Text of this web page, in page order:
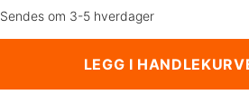
Sendes om 3-5 hverdager
LEGG I